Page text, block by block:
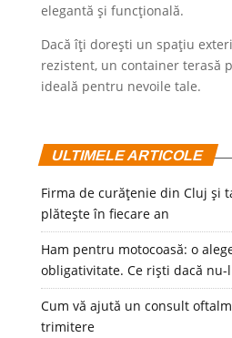
elegantă și funcțională.
Dacă îți dorești un spațiu
rezistent, un container terasă
ideală pentru nevoile tale.
ULTIMELE ARTICOLE
Firma de curățenie din Cluj și
plătește în fiecare an
Ham pentru motocoasă: o
obligativitate. Ce riști dacă nu-
Cum vă ajută un consult
trimitere